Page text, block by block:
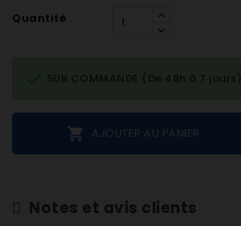
Quantité
 AJOUTER AU PANIER
SUR COMMANDE (De 48h à 7 jours)
Notes et avis clients